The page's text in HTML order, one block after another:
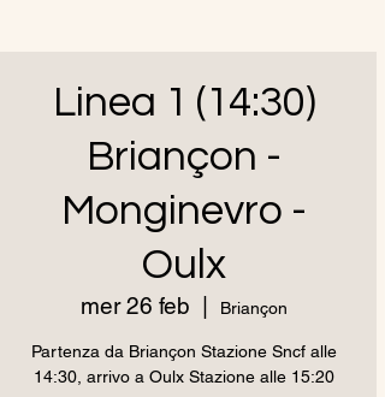
Linea 1 (14:30)
Briançon -
Monginevro -
Oulx
mer 26 feb Briançon
Partenza da Briançon Stazione Sncf alle
14:30, arrivo a Oulx Stazione alle 15:20